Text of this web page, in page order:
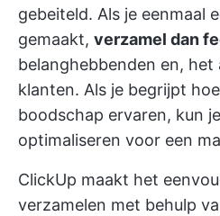
gebeiteld. Als je eenmaal
gemaakt, verzamel dan
belanghebbenden en, het
klanten. Als je begrijpt
boodschap ervaren, kun
optimaliseren voor een
ClickUp maakt het
verzamelen met behulp